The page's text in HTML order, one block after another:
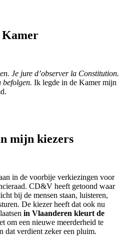
Kamer
Je jure d’observer la Constitution.
befolgen. Ik legde in de Kamer mijn
mijn kiezers
in de voorbije verkiezingen voor
CD&V heeft getoond waar
bij de mensen staan, luisteren,
De kiezer heeft dat ook nu
in Vlaanderen kleurt de
om een nieuwe meerderheid te
dat verdient zeker een pluim.